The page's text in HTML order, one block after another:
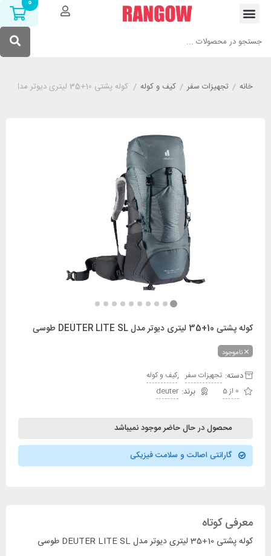
خانه/ تجهیزات سفر/ کیف و کوله/ کوله پشتی 10+35 لیتری دیوتر مدل DEUTER LITE SL طوسی
کوله پشتی 10+35 لیتری دیوتر مدل DEUTER LITE SL طوسی
ناموجود
دسته: تجهیزات سفر , کیف و کوله
0 از 5
deuter
محصول در حال حاضر موجود نمیباشد
گارانتی اصالت و سلامت فیزیکی
معرفی کوتاه
کوله پشتی 10+35 لیتری دیوتر مدل DEUTER LITE SL طوسی